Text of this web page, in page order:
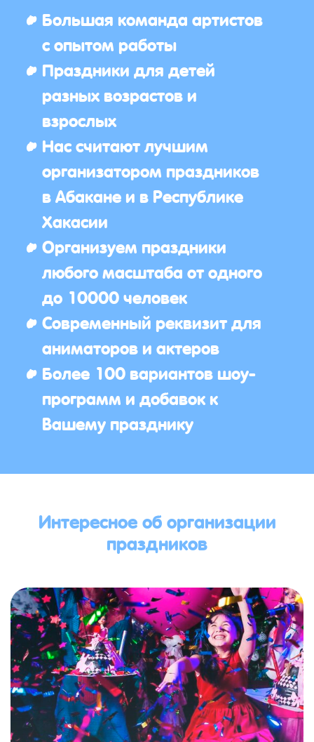
Большая команда артистов
с опытом работы
Праздники для детей
разных возрастов и
взрослых
Нас считают лучшим
организатором праздников
в Абакане и в Республике
Хакасии
Организуем праздники
любого масштаба от одного
до 10000 человек
Современный реквизит для
аниматоров и актеров
Более 100 вариантов шоу-
программ и добавок к
Вашему празднику
Интересное об организации
праздников